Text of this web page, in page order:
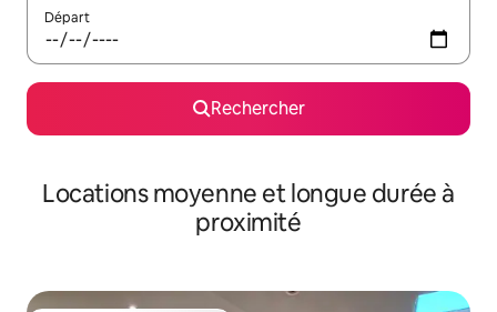
Départ
Rechercher
Locations moyenne et longue durée à
proximité